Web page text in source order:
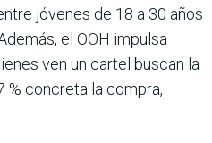
jóvenes de 18 a 30 años
el OOH impulsa
ven un cartel buscan la
% concreta la compra,